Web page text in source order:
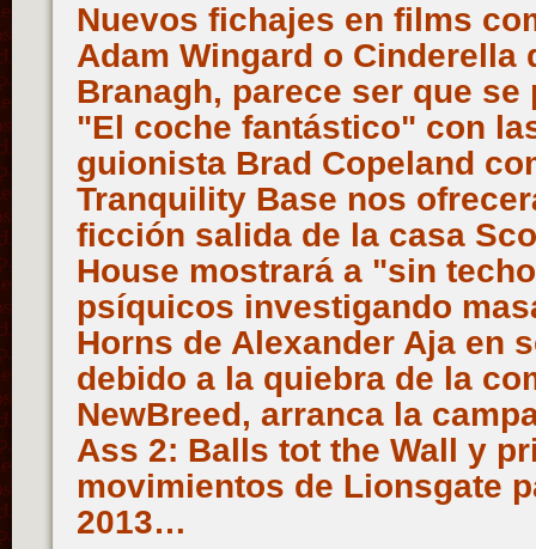
Nuevos fichajes en films
Adam Wingard o Cinderella
Branagh, parece ser que se
"El coche fantástico" con
guionista Brad Copeland
Tranquility Base nos
ficción salida de la casa
House mostrará a "sin
psíquicos investigando
Horns de Alexander Aja en
debido a la quiebra de la
NewBreed, arranca la
Ass 2: Balls tot the Wall y
movimientos de Lionsgate
2013…